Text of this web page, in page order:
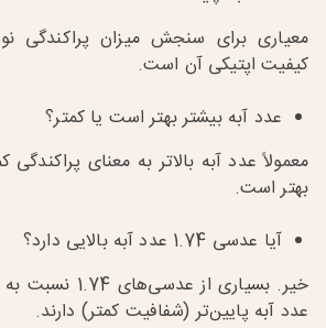
معیاری برای سنجش میزان پراکندگی
کیفیت اپتیکی آن است.
عدد آبه بیشتر بهتر است یا کمتر؟
معمولاً عدد آبه بالاتر به معنای
بهتر است.
آیا عدسی 1.74 عدد آبه بالایی دارد؟
خیر. بسیاری از
عدد آبه پایین‌تر (شفافیت کمتر) دارند.